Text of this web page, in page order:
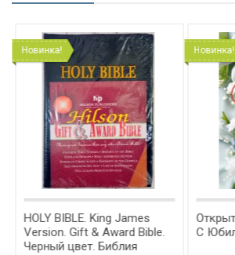
Новинка!
HOLY BIBLE. King James
Version. Gift & Award Bible.
Черный цвет. Библия
Новинка!
С